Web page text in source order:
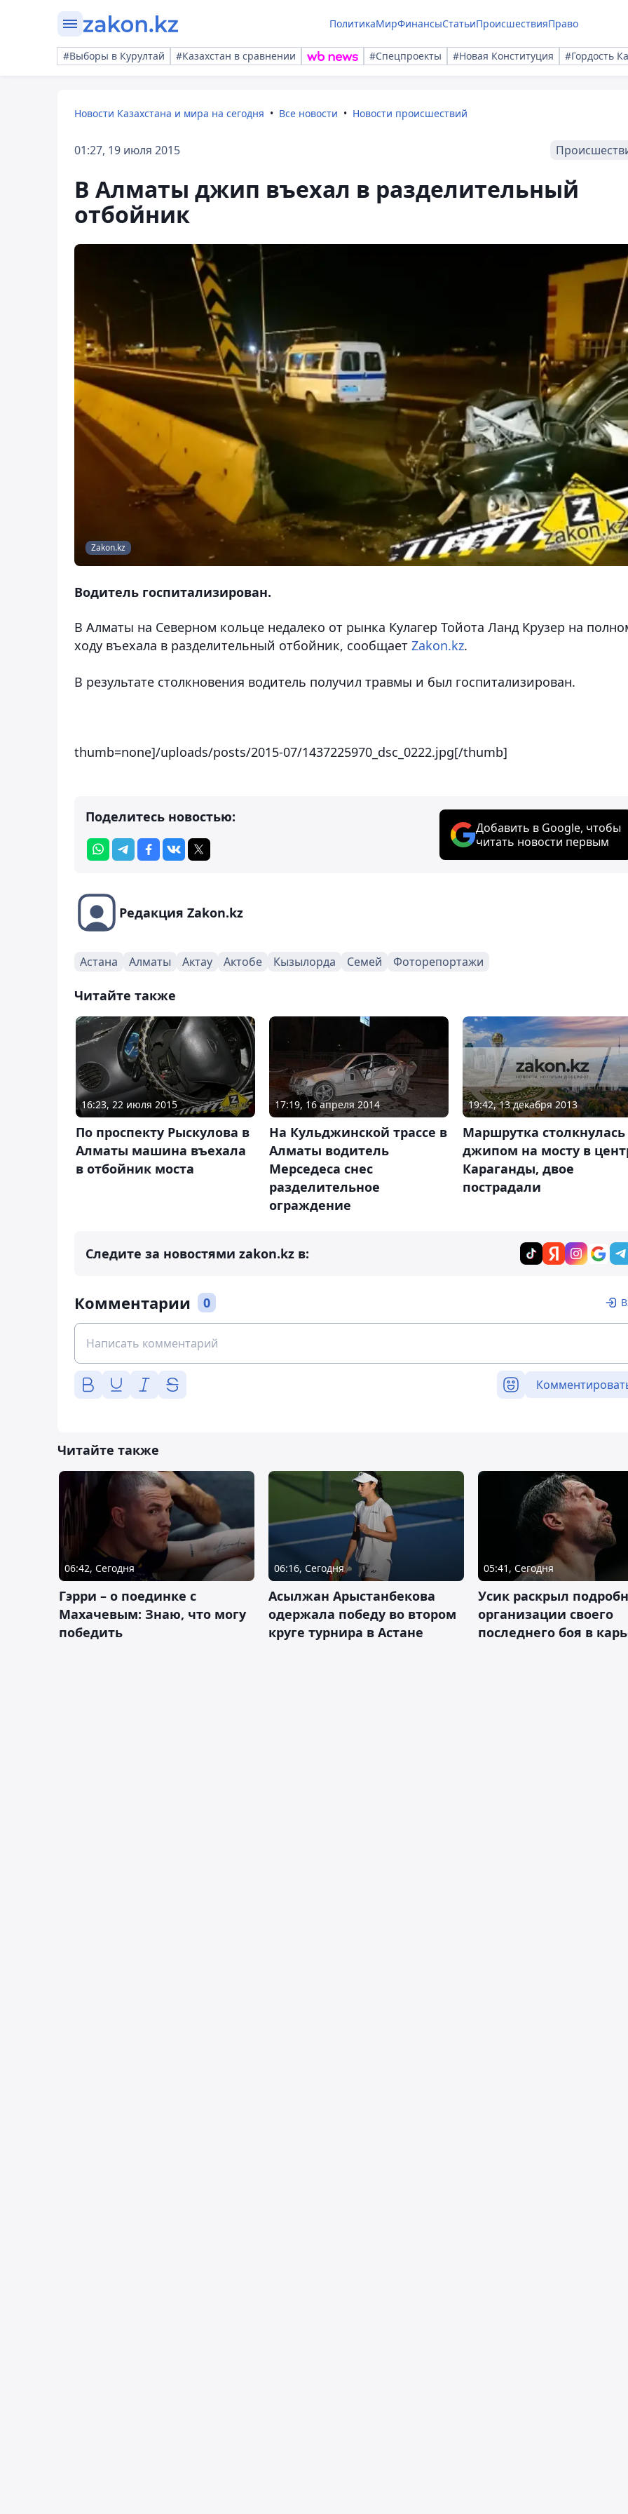
ПолитикаМирФинансыСтатьиПроисшествияПраво
#Выборы в Курултай #Казахстан в сравнении #Спецпроекты #Новая Конституция #Гордость
Новости Казахстана и мира на сегодня Все новости Новости происшествий
01:27, 19 июля 2015
В Алматы джип въехал в разделительный
отбойник
Zakon.kz
Водитель госпитализирован.
В Алматы на Северном кольце недалеко от рынка Кулагер Тойота Ланд Крузер на
ходу въехала в разделительный отбойник, сообщает Zakon.kz.
В результате столкновения водитель получил травмы и был госпитализирован.
thumb=none]/uploads/posts/2015-07/1437225970_dsc_0222.jpg[/thumb]
Поделитесь новостью:
Добавить в Google, чтобы
читать новости первым
Редакция Zakon.kz
Астана Алматы Актау Актобе Кызылорда Семей Фоторепортажи
Читайте также
16:23, 22 июля 2015
По проспекту Рыскулова в
Алматы машина въехала
в отбойник моста
17:19, 16 апреля 2014
На Кульджинской трассе в
Алматы водитель
Мерседеса снес
разделительное
ограждение
19:42, 13 декабря 2013
Маршрутка столкнулась
джипом на мосту в
Караганды, двое
пострадали
Следите за новостями zakon.kz в:
Комментарии 0
Читайте также
06:42, Сегодня
Гэрри – о поединке с
Махачевым: Знаю, что могу
победить
06:16, Сегодня
Асылжан Арыстанбекова
одержала победу во втором
круге турнира в Астане
05:41, Сегодня
Усик раскрыл
организации своего
последнего боя в